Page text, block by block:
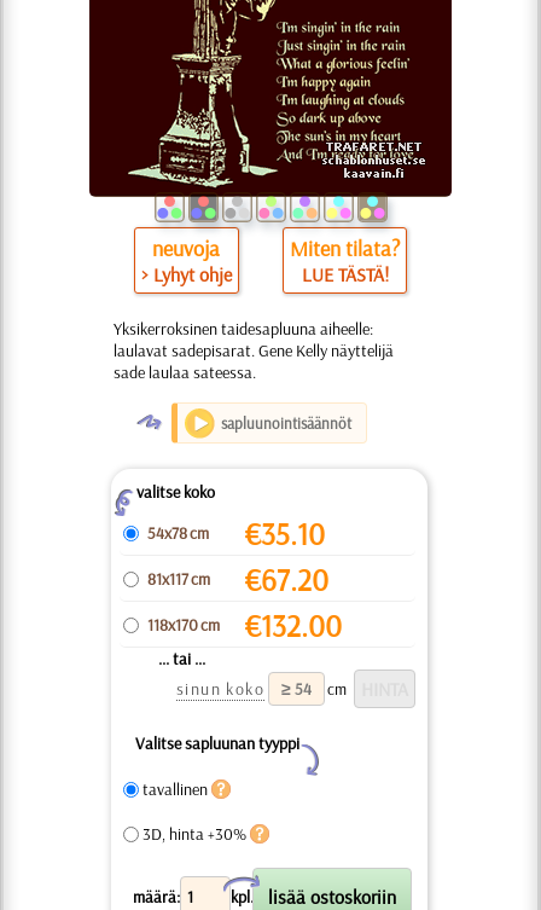
neuvoja
> Lyhyt ohje
Miten tilata?
LUE TÄSTÄ!
Yksikerroksinen taidesapluuna aiheelle:
laulavat sadepisarat. Gene Kelly näyttelijä
sade laulaa sateessa.
O sapluunointisäännöt
Zvalitse koko
54x78 cm
€35.10
81x117 cm €67.20
118x170 cm €132.00
... tai ...
sinun koko
cm
Valitse sapluunan tyyppi
Y
tavallinen
3D, hinta +30%
määrä: kpl.
X